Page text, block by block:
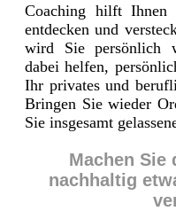
Coaching hilft Ihnen
entdecken und
wird Sie persönlich
dabei helfen,
Ihr privates und
Bringen Sie wieder
Sie insgesamt
Machen Sie
nachhaltig